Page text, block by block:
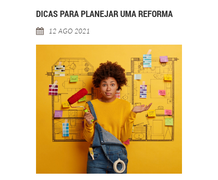
DICAS PARA PLANEJAR UMA REFORMA
12 AGO 2021